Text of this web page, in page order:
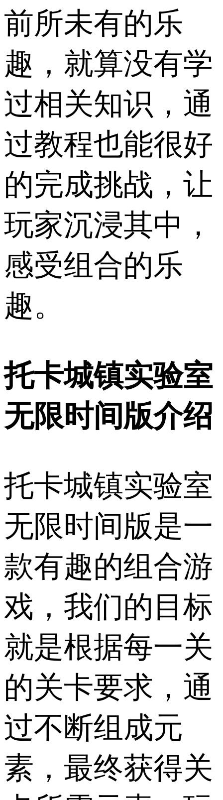
前所未有的乐
趣，就算没有学
过相关知识，通
过教程也能很好
的完成挑战，让
玩家沉浸其中，
感受组合的乐
趣。
托卡城镇实验室
无限时间版介绍
托卡城镇实验室
无限时间版是一
款有趣的组合游
戏，我们的目标
就是根据每一关
的关卡要求，通
过不断组成元
素，最终获得关